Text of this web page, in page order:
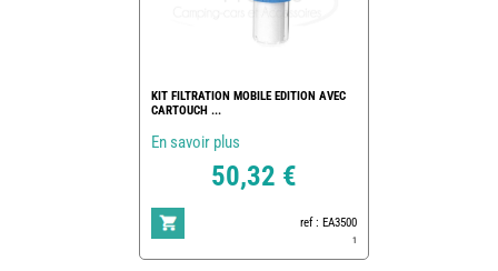
KIT FILTRATION MOBILE EDITION AVEC
CARTOUCH ...
En savoir plus
50,32 €
ref : EA3500
1